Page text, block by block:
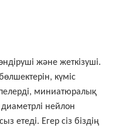
және жеткізуші.
күміс
миниатюралық
нейлон
етеді. Егер сіз біздің